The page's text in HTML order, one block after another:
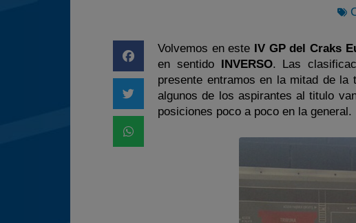
Volvemos en este IV GP del Craks
en sentido INVERSO. Las
presente entramos en la mitad de la
algunos de los aspirantes al titulo
posiciones poco a poco en la general.